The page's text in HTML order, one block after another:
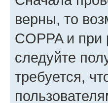
верны, то
COPPA и при
следуйте
требуется,